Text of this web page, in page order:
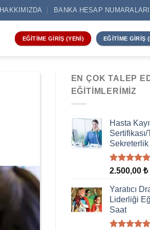
HAKKIMIZDA BANKA HESAP
EĞITIME GIRIŞ (YENI) EĞITIME GIRIŞ
EN ÇOK TALEP
EĞITIMLERIMIZ
Hasta
Sertifikası/
Sekreterlik
5 üzerinden
oy
aldı
2.500,00 ₺
Yaratıcı
Liderliği
Saat